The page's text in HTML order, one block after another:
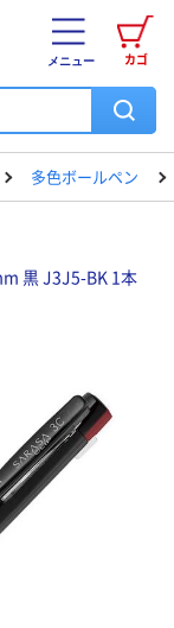
カゴ
メニュー
多色ボールペン
黒 J3J5-BK 1本